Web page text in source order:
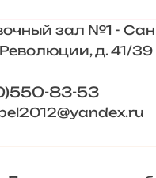
зал №1 -
д. 41/39
83-53